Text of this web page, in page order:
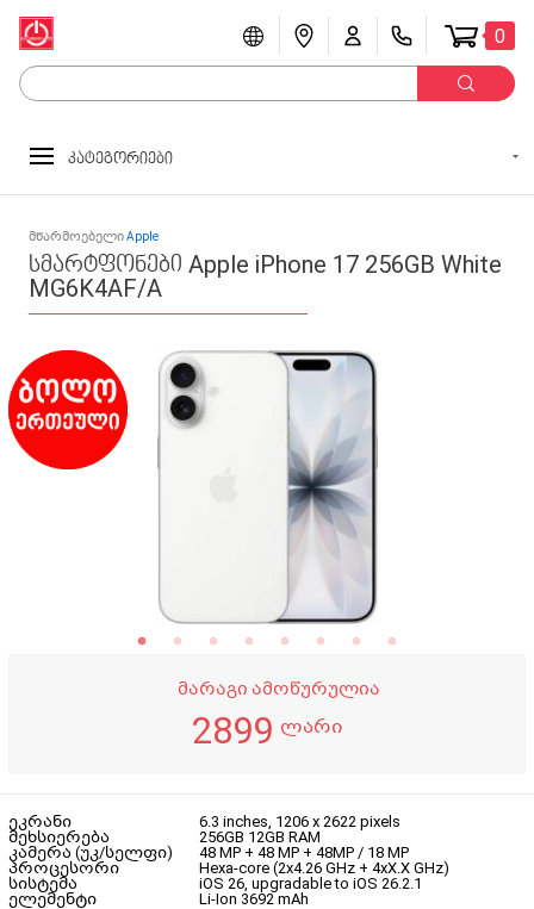
0
კატეგორიები
მწარმოებელიApple
სმარტფონები Apple iPhone 17 256GB White
MG6K4AF/A
მარაგი ამოწურულია
2899 ლარი
ეკრანი
6.3 inches, 1206 x 2622 pixels
მეხსიერება
256GB 12GB RAM
კამერა (უკ/სელფი)
48 MP + 48 MP + 48MP / 18 MP
პროცესორი
Hexa-core (2x4.26 GHz + 4xX.X GHz)
სისტემა
iOS 26, upgradable to iOS 26.2.1
ელემენტი
Li-Ion 3692 mAh